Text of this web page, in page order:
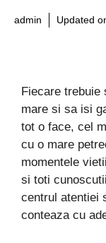
admin Updated
Fiecare trebuie
mare si sa isi
tot o face, cel
cu o mare
momentele
si toti
centrul atentiei
conteaza cu